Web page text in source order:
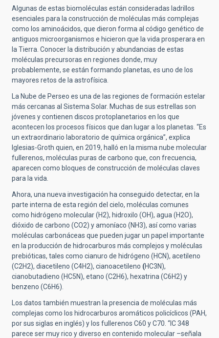
Algunas de estas biomoléculas están consideradas ladrillos
esenciales para la construcción de moléculas más complejas
como los aminoácidos, que dieron forma al código genético de
antiguos microorganismos e hicieron que la vida prosperara en
la Tierra. Conocer la distribución y abundancias de estas
moléculas precursoras en regiones donde, muy
probablemente, se están formando planetas, es uno de los
mayores retos de la astrofísica.
La Nube de Perseo es una de las regiones de formación estelar
más cercanas al Sistema Solar. Muchas de sus estrellas son
jóvenes y contienen discos protoplanetarios en los que
acontecen los procesos físicos que dan lugar a los planetas. “Es
un extraordinario laboratorio de química orgánica”, explica
Iglesias-Groth quien, en 2019, halló en la misma nube molecular
fullerenos, moléculas puras de carbono que, con frecuencia,
aparecen como bloques de construcción de moléculas claves
para la vida.
Ahora, una nueva investigación ha conseguido detectar, en la
parte interna de esta región del cielo, moléculas comunes
como hidrógeno molecular (H2), hidroxilo (OH), agua (H2O),
dióxido de carbono (CO2) y amoníaco (NH3), así como varias
moléculas carbonáceas que pueden jugar un papel importante
en la producción de hidrocarburos más complejos y moléculas
prebióticas, tales como cianuro de hidrógeno (HCN), acetileno
(C2H2), diacetileno (C4H2), cianoacetileno (HC3N),
cianobutadieno (HC5N), etano (C2H6), hexatrina (C6H2) y
benzeno (C6H6).
Los datos también muestran la presencia de moléculas más
complejas como los hidrocarburos aromáticos policíclicos (PAH,
por sus siglas en inglés) y los fullerenos C60 y C70. “IC 348
parece ser muy rico y diverso en contenido molecular –señala